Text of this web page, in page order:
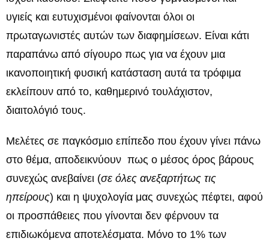
υγιείς και ευτυχισμένοι φαίνονται όλοι οι
πρωταγωνιστές αυτών των διαφημίσεων. Είναι κάτι
παραπάνω από σίγουρο πως για να έχουν μια
ικανοποιητική φυσική κατάσταση αυτά τα τρόφιμα
εκλείπουν από το, καθημερινό τουλάχιστον,
διαιτολόγιό τους.
Μελέτες σε παγκόσμιο επίπεδο που έχουν γίνει πάνω
στο θέμα, αποδεικνύουν πως ο μέσος όρος βάρους
συνεχώς ανεβαίνει (σε όλες ανεξαρτήτως τις
ηπείρους) και η ψυχολογία μας συνεχώς πέφτει, αφού
οι προσπάθειες που γίνονται δεν φέρνουν τα
επιδιωκόμενα αποτελέσματα. Μόνο το 1% των